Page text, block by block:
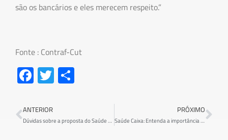
são os bancários e eles merecem respeito.”
Fonte : Contraf-Cut
Fa
ce
b
o
T
wi
er e
ANTERIOR
Dúvidas sobre a proposta do Saúde Caixa? Confira as respostas para as perguntas mais frequentes
PRÓXIMO
Saúde Caixa: Entenda a importância do reajuste zero